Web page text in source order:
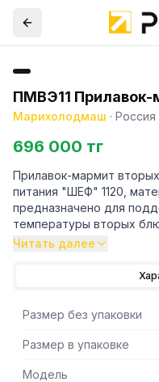
ПМВЭ11
Марихолодмаш · Россия
696 000 тг
Прилавок-мармит
питания "ШЕФ" 1120,
предназначено для
температуры вторых
кратковременном
Прилавок-мармит
столовых
для эксплуатации в
регулируемыми
Читать далее
Размер без упаковки
Размер в упаковке
Модель